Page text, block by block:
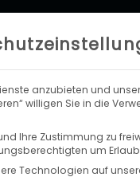
anzubieten und
willigen Sie in die
Ihre Zustimmung zu
um
Technologien auf